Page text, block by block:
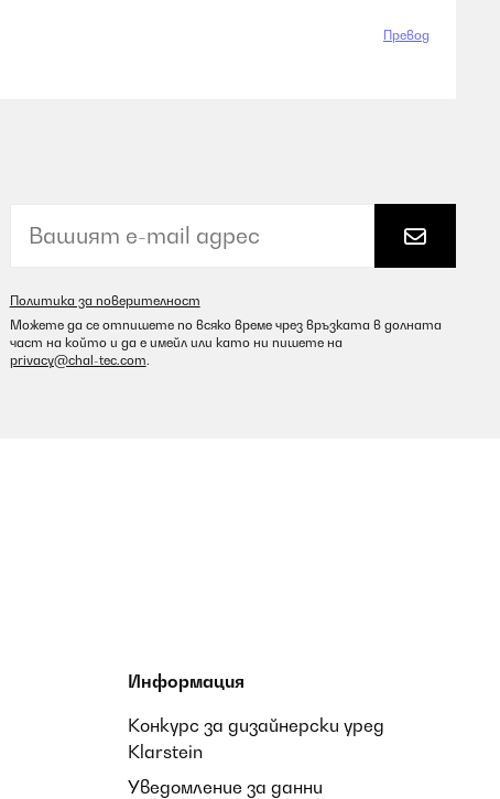
Превод
Политика за поверителност
Можете да се отпишете по всяко време чрез връзката в долната
част на който и да е имейл или като ни пишете на
privacy@chal-tec.com.
Информация
Конкурс за дизайнерски уред
Klarstein
Уведомление за данни